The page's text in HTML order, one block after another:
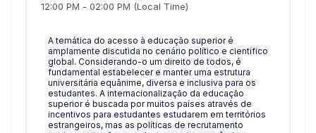
12:00 PM - 02:00 PM (Local Time)
A temática do acesso à educação superior é
amplamente discutida no cenário político e científico
global. Considerando-o um direito de todos, é
fundamental estabelecer e manter uma estrutura
universitária equânime, diversa e inclusiva para os
estudantes. A internacionalização da educação
superior é buscada por muitos países através de
incentivos para estudantes estudarem em territórios
estrangeiros, mas as políticas de recrutamento